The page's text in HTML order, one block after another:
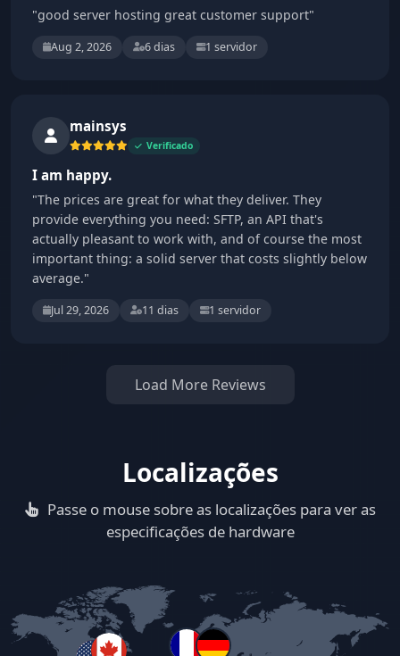
"good server hosting great customer support"
Aug 2, 2026 6 dias 1 servidor
mainsys
Verificado
I am happy.
"The prices are great for what they deliver. They
provide everything you need: SFTP, an API that's
actually pleasant to work with, and of course the most
important thing: a solid server that costs slightly below
average."
Jul 29, 2026 11 dias 1 servidor
Load More Reviews
Localizações
Passe o mouse sobre as localizações para ver as
especificações de hardware